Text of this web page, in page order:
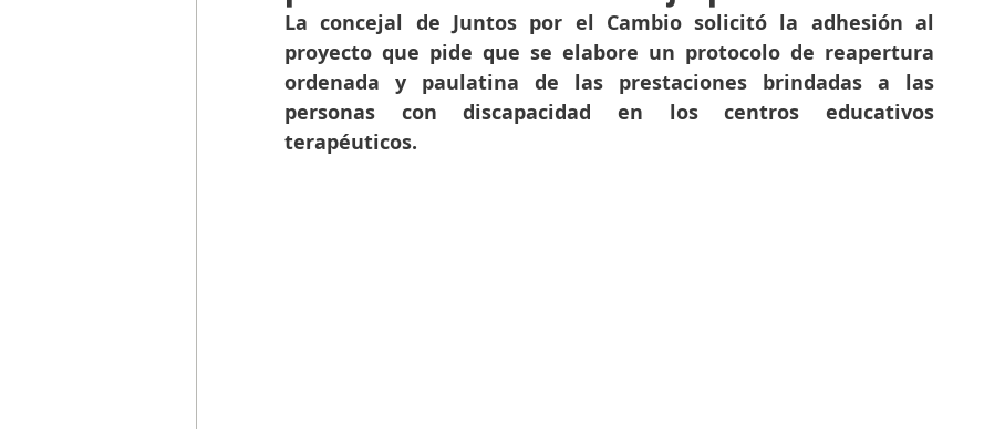
La concejal de Juntos por el Cambio solicitó la adhesión al
proyecto que pide que se elabore un protocolo de reapertura
ordenada y paulatina de las prestaciones brindadas a las
personas con discapacidad en los centros educativos
terapéuticos.